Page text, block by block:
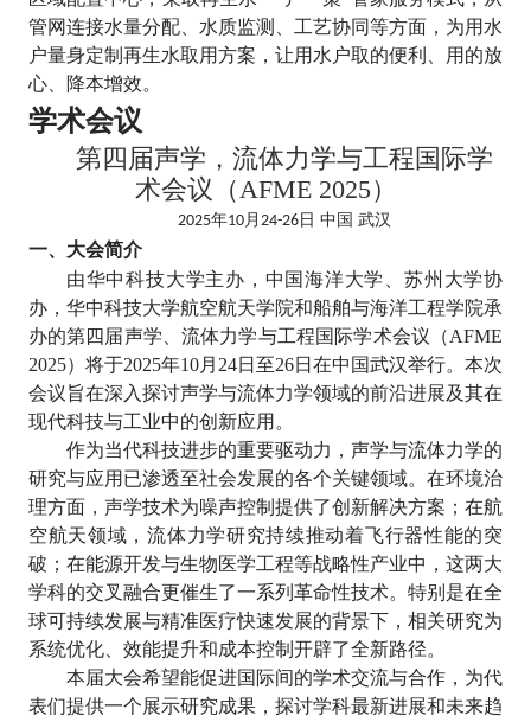
管网连接水量分配、水质监测、工艺协同等方面，为用水
户量身定制再生水取用方案，让用水户取的便利、用的放
心、降本增效。
学术会议
第四届声学，流体力学与工程国际学
术会议（ AFME 2025）
2025年10 月 24-26日 中国 武汉
一、大会简介
由华中科技大学主办，中国海洋大学、苏州大学协
办，华中科技大学航空航天学院和船舶与海洋工程学院承
办的第四届声学、流体力学与工程国际学术会议（AFME
2025）将于2025年10月 24日至26日在中国武汉举行。本次
会议旨在深入探讨声学与流体力学领域的前沿进展及其在
现代科技与工业中的创新应用。
作为当代科技进步的重要驱动力，声学与流体力学的
研究与应用已渗透至社会发展的各个关键领域。在环境治
理方面，声学技术为噪声控制提供了创新解决方案；在航
空航天领域，流体力学研究持续推动着飞行器性能的突
破；在能源开发与生物医学工程等战略性产业中，这两大
学科的交叉融合更催生了一系列革命性技术。特别是在全
球可持续发展与精准医疗快速发展的背景下，相关研究为
系统优化、效能提升和成本控制开辟了全新路径。
本届大会希望能促进国际间的学术交流与合作，为代
表们提供一个展示研究成果，探讨学科最新进展和未来趋